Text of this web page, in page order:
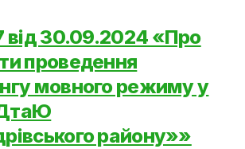
від 30.09.2024 «Про
проведення
мовного режиму у
району»»